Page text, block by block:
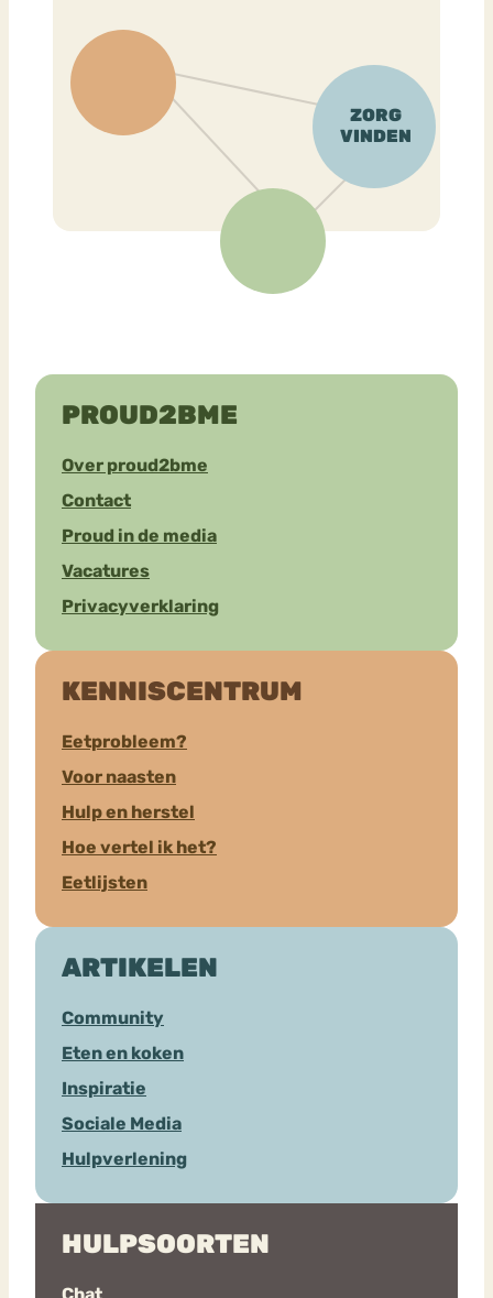
PROUD2BME
Over proud2bme
Contact
Proud in de media
Vacatures
Privacyverklaring
KENNISCENTRUM
Eetprobleem?
Voor naasten
Hulp en herstel
Hoe vertel ik het?
Eetlijsten
ARTIKELEN
Community
Eten en koken
Inspiratie
Sociale Media
Hulpverlening
HULPSOORTEN